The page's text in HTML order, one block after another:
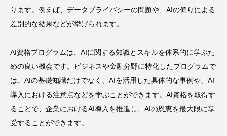
ります。例えば、データプライバシーの問題や、AIの偏りによる
差別的な結果などが挙げられます。
AI資格プログラムは、AIに関する知識とスキルを体系的に学ぶた
めの良い機会です。ビジネスや金融分野に特化したプログラムで
は、AIの基礎知識だけでなく、AIを活用した具体的な事例や、AI
導入における注意点などを学ぶことができます。AI資格を取得す
ることで、企業におけるAI導入を推進し、AIの恩恵を最大限に享
受することができます。